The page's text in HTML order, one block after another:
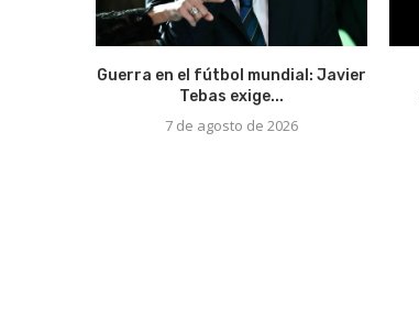
Guerra en el fútbol mundial: Javier
Tebas exige...
7 de agosto de 2026